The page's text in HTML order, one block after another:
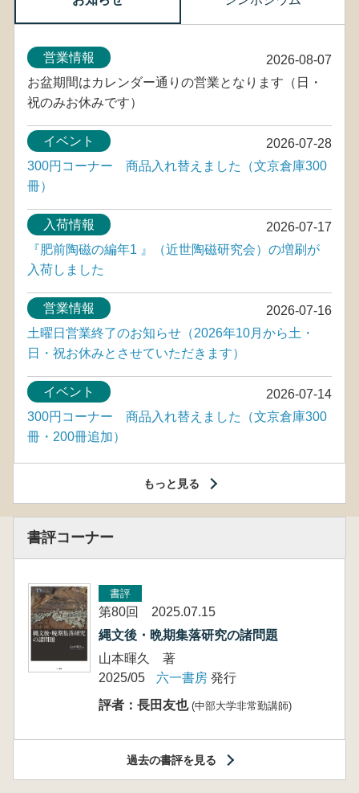
2026-08-07
営業情報
お盆期間はカレンダー通りの営業となります（日・
祝のみお休みです）
2026-07-28
イベント
300円コーナー 商品入れ替えました（文京倉庫300
冊）
2026-07-17
入荷情報
『肥前陶磁の編年1 』（近世陶磁研究会）の増刷が
入荷しました
2026-07-16
営業情報
土曜日営業終了のお知らせ（2026年10月から土・
日・祝お休みとさせていただきます）
2026-07-14
イベント
300円コーナー 商品入れ替えました（文京倉庫300
冊・200冊追加）
もっと見る
書評コーナー
書評
第80回 2025.07.15
縄文後・晩期集落研究の諸問題
山本暉久 著
2025/05
六一書房 発行
評者：長田友也 (中部大学非常勤講師)
過去の書評を見る